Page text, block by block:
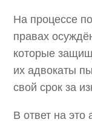
На процессе
правах
которые
их адвокаты
свой срок за
В ответ на